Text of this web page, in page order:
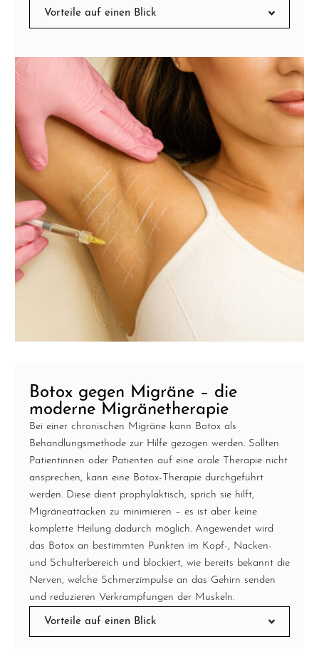
Vorteile auf einen Blick
Botox gegen Migräne – die
moderne Migränetherapie
Bei einer chronischen Migräne kann Botox als
Behandlungsmethode zur Hilfe gezogen werden. Sollten
Patientinnen oder Patienten auf eine orale Therapie nicht
ansprechen, kann eine Botox-Therapie durchgeführt
werden. Diese dient prophylaktisch, sprich sie hilft,
Migräneattacken zu minimieren – es ist aber keine
komplette Heilung dadurch möglich. Angewendet wird
das Botox an bestimmten Punkten im Kopf-, Nacken-
und Schulterbereich und blockiert, wie bereits bekannt die
Nerven, welche Schmerzimpulse an das Gehirn senden
und reduzieren Verkrampfungen der Muskeln.
Vorteile auf einen Blick